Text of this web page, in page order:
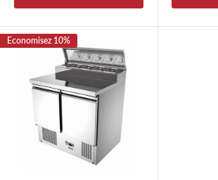
Economisez 10%